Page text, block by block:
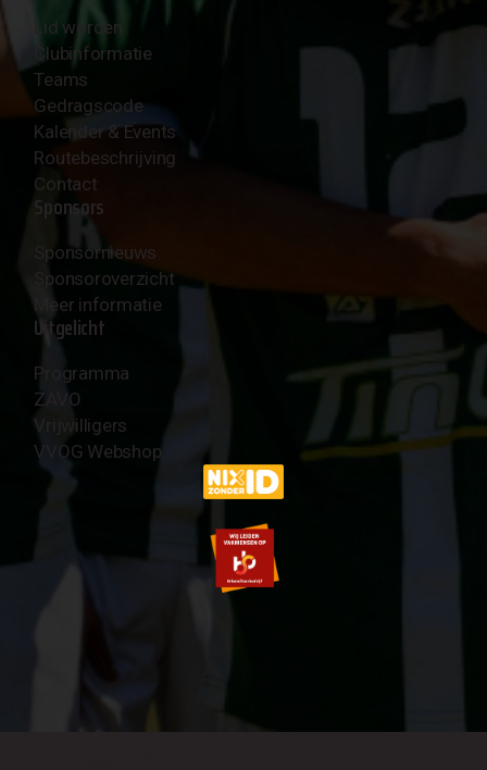
Lid worden
Clubinformatie
Teams
Gedragscode
Kalender & Events
Routebeschrijving
Contact
Sponsors
Sponsornieuws
Sponsoroverzicht
Meer informatie
Uitgelicht
Programma
ZAVO
Vrijwilligers
VVOG Webshop